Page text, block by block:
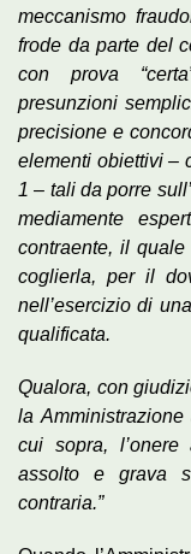
meccanismo
frode da parte del
con prova
presunzioni
precisione e
elementi obiettivi –
1 – tali da porre
mediamente
contraente, il
coglierla, per il
nell’esercizio di
qualificata.
Qualora, con
la
cui sopra,
assolto e grava
contraria.”